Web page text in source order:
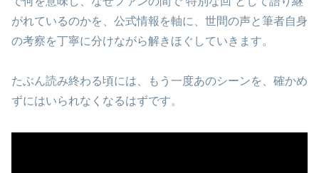
がれているのかを、公式情報を軸に、世間の声と筆者自身
の考察を丁寧に分けながら解きほぐしていきます。
たぶん読み終わる頃には、もう一度あのシーンを、確かめ
ずにはいられなくなるはずです。